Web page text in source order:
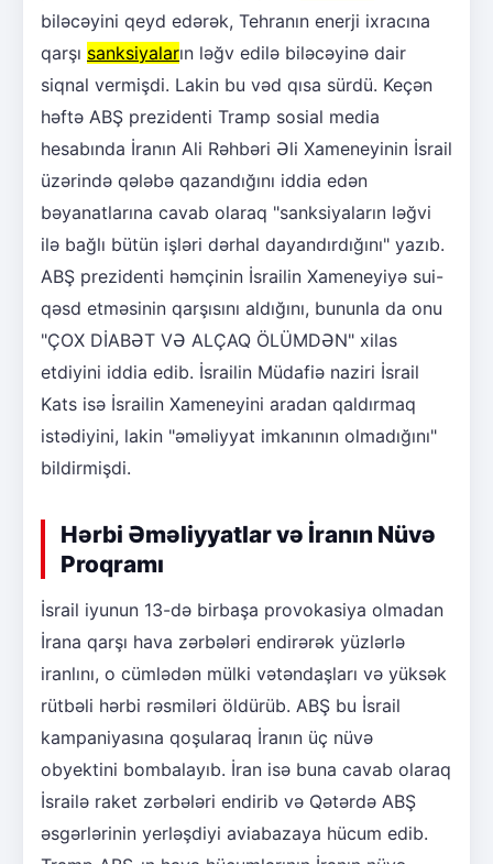
biləcəyini qeyd edərək, Tehranın enerji ixracına
qarşı sanksiyaların ləğv edilə biləcəyinə dair
siqnal vermişdi. Lakin bu vəd qısa sürdü. Keçən
həftə ABŞ prezidenti Tramp sosial media
hesabında İranın Ali Rəhbəri Əli Xameneyinin İsrail
üzərində qələbə qazandığını iddia edən
bəyanatlarına cavab olaraq "sanksiyaların ləğvi
ilə bağlı bütün işləri dərhal dayandırdığını" yazıb.
ABŞ prezidenti həmçinin İsrailin Xameneyiyə sui-
qəsd etməsinin qarşısını aldığını, bununla da onu
"ÇOX DİABƏT VƏ ALÇAQ ÖLÜMDƏN" xilas
etdiyini iddia edib. İsrailin Müdafiə naziri İsrail
Kats isə İsrailin Xameneyini aradan qaldırmaq
istədiyini, lakin "əməliyyat imkanının olmadığını"
bildirmişdi.
Hərbi Əməliyyatlar və İranın Nüvə
Proqramı
İsrail iyunun 13-də birbaşa provokasiya olmadan
İrana qarşı hava zərbələri endirərək yüzlərlə
iranlını, o cümlədən mülki vətəndaşları və yüksək
rütbəli hərbi rəsmiləri öldürüb. ABŞ bu İsrail
kampaniyasına qoşularaq İranın üç nüvə
obyektini bombalayıb. İran isə buna cavab olaraq
İsrailə raket zərbələri endirib və Qətərdə ABŞ
əsgərlərinin yerləşdiyi aviabazaya hücum edib.